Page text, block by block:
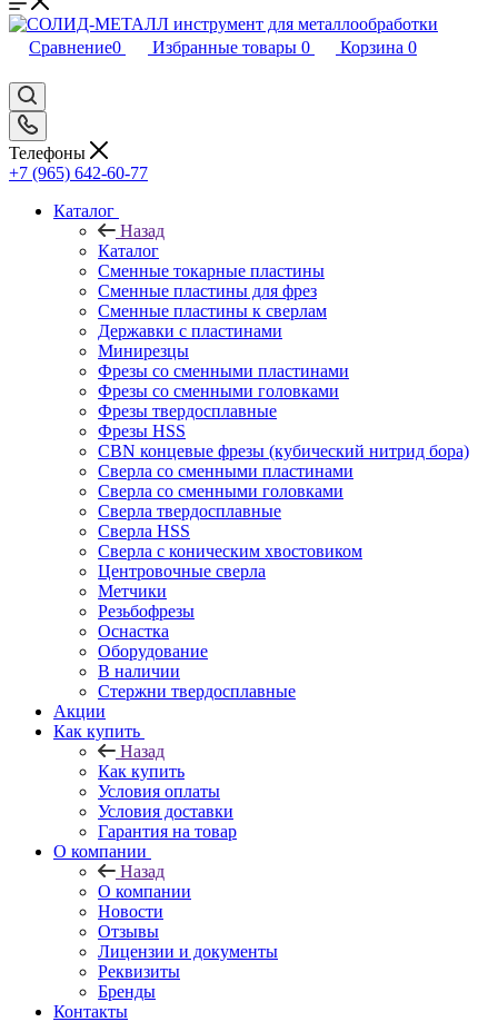
Сравнение0 Избранные товары 0 Корзина 0
Телефоны
+7 (965) 642-60-77
Каталог
Назад
Каталог
Сменные токарные пластины
Сменные пластины для фрез
Сменные пластины к сверлам
Державки с пластинами
Минирезцы
Фрезы со сменными пластинами
Фрезы со сменными головками
Фрезы твердосплавные
Фрезы HSS
CBN концевые фрезы (кубический нитрид бора)
Сверла со сменными пластинами
Сверла со сменными головками
Сверла твердосплавные
Сверла HSS
Сверла с коническим хвостовиком
Центровочные сверла
Метчики
Резьбофрезы
Оснастка
Оборудование
В наличии
Стержни твердосплавные
Акции
Как купить
Назад
Как купить
Условия оплаты
Условия доставки
Гарантия на товар
О компании
Назад
О компании
Новости
Отзывы
Лицензии и документы
Реквизиты
Бренды
Контакты